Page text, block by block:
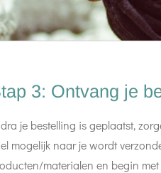
3: Ontvang je
je bestelling is geplaatst,
mogelijk naar je wordt
materialen en begin met